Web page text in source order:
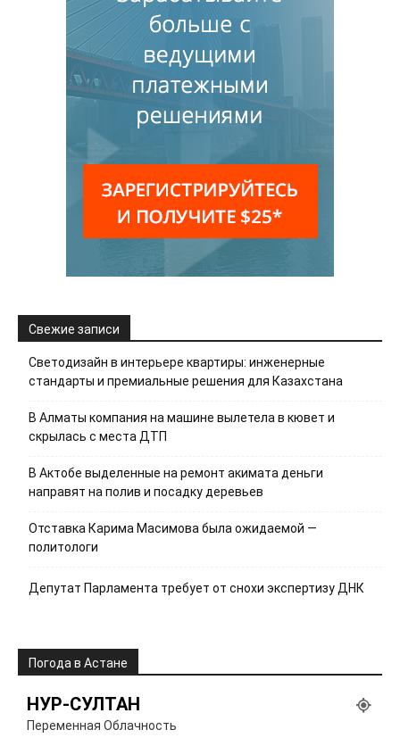
Свежие записи
Светодизайн в интерьере квартиры: инженерные
стандарты и премиальные решения для Казахстана
В Алматы компания на машине вылетела в кювет и
скрылась с места ДТП
В Актобе выделенные на ремонт акимата деньги
направят на полив и посадку деревьев
Отставка Карима Масимова была ожидаемой —
политологи
Депутат Парламента требует от снохи экспертизу ДНК
Погода в Астане
НУР-СУЛТАН
Переменная Облачность